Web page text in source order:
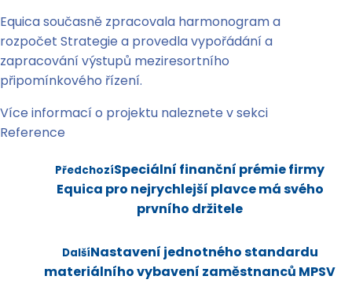
Equica současně zpracovala harmonogram a
rozpočet Strategie a provedla vypořádání a
zapracování výstupů meziresortního
připomínkového řízení.
Více informací o projektu naleznete v sekci
Reference
PředchozíSpeciální finanční prémie firmy
Equica pro nejrychlejší plavce má svého
prvního držitele
DalšíNastavení jednotného standardu
materiálního vybavení zaměstnanců MPSV